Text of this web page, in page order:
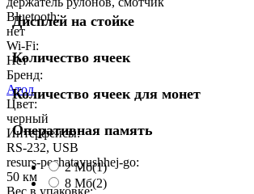
Дисплей на стойке
Количество ячеек
Количество ячеек для монет
Оперативная память
2 Мб(1)
8 Мб(2)
Bluetooth:
нет
Wi-Fi:
Нет
Бренд:
Атол
Цвет:
черный
Интерфейсы:
RS-232, USB
resurs-pechatayushhej-go:
50 км